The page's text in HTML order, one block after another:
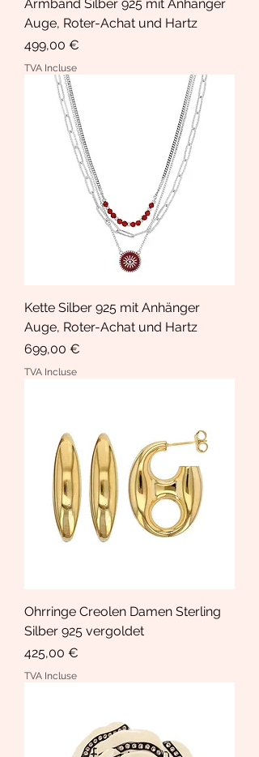
Armband Silber 925 mit Anhänger
Auge, Roter-Achat und Hartz
Prix
499,00 €
TVA Incluse
Kette Silber 925 mit Anhänger
Auge, Roter-Achat und Hartz
Prix
699,00 €
TVA Incluse
Ohrringe Creolen Damen Sterling
Silber 925 vergoldet
Prix
425,00 €
TVA Incluse